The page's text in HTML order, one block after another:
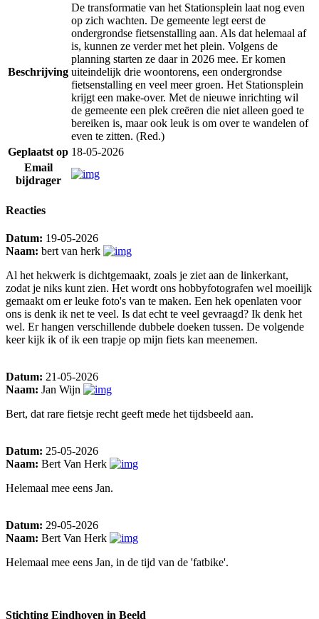
Beschrijving
De transformatie van het Stationsplein laat nog even
op zich wachten. De gemeente legt eerst de
ondergrondse fietsenstalling aan. Als dat helemaal af
is, kunnen ze verder met het plein. Volgens de
planning starten ze daar in 2026 mee. Er komen
uiteindelijk drie woontorens, een ondergrondse
fietsenstalling en veel meer groen. Het Stationsplein
krijgt een make-over. Met de nieuwe inrichting wil
de gemeente een plek creëren die niet alleen goed te
bereiken is, maar ook leuk is om over te wandelen of
even te zitten. (Red.)
Geplaatst op 18-05-2026
Email
bijdrager
Reacties
Datum: 19-05-2026
Naam: bert van herk
Al het hekwerk is dichtgemaakt, zoals je ziet aan de linkerkant,
zodat je niks kunt zien. Het wordt ons hobbyfotografen wel moeilijk
gemaakt om er leuke foto's van te maken. Een hek openlaten voor
ons is denk ik net te veel. Is dat echt te veel gevraagd? Ik denk het
wel. Er hangen verschillende dubbele doeken tussen. De volgende
keer kijk ik of ik een trapje op mijn fiets kan meenemen.
Datum: 21-05-2026
Naam: Jan Wijn
Bert, dat rare fietsje recht geeft mede het tijdsbeeld aan.
Datum: 25-05-2026
Naam: Bert Van Herk
Helemaal mee eens Jan.
Datum: 29-05-2026
Naam: Bert Van Herk
Helemaal mee eens Jan, in de tijd van de 'fatbike'.
Stichting Eindhoven in Beeld